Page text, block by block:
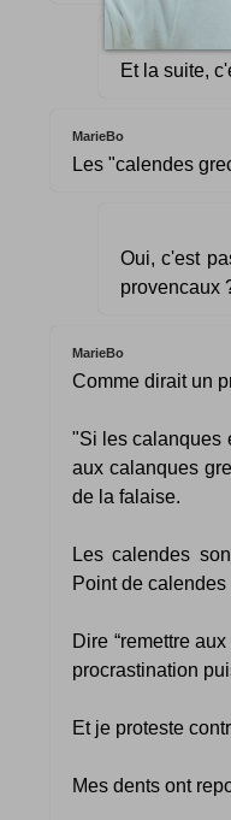
Et la suite,
MarieBo
Les "calendes
Oui, c'est
provencaux
MarieBo
Comme dirait un
"Si les calanques
aux calanques
de la falaise.
Les calendes
Point de
Dire “remettre
procrastination
Et je proteste
Mes dents ont